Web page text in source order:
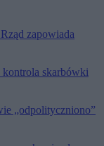
zapowiada
kontrola skarbówki
„odpolityczniono”